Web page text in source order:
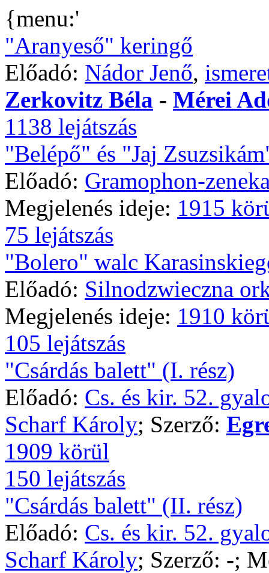
{menu:'
"Aranyeső" keringő
Előadó: Nádor Jenő,
Zerkovitz Béla - Mérei
1138 lejátszás
"Belépő" és "Jaj
Előadó: Gramophon-
Megjelenés ideje: 1915
75 lejátszás
"Bolero" walc
Előadó: Silnodzwieczna
Megjelenés ideje: 1910
105 lejátszás
"Csárdás balett" (I. rész)
Előadó: Cs. és kir. 52.
Scharf Károly; Szerző:
1909 körül
150 lejátszás
"Csárdás balett" (II. rész)
Előadó: Cs. és kir. 52.
Scharf Károly; Szerző: -;